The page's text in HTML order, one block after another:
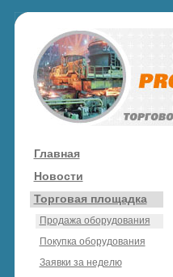
Главная
Новости
Торговая площадка
Продажа оборудования
Покупка оборудования
Заявки за неделю